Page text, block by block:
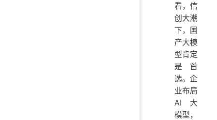
看，信
创大潮
下，国
产大模
型肯定
是首
选。企
业布局
AI 大
模型，